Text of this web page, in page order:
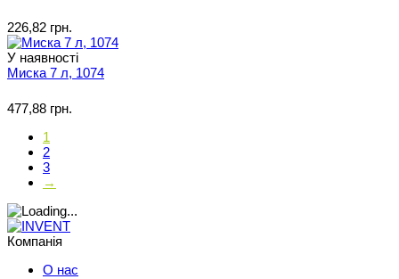
226,82 грн.
У наявності
Миска 7 л, 1074
477,88 грн.
1
2
3
→
Компанія
О нас